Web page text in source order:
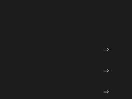
⇒
⇒
⇒